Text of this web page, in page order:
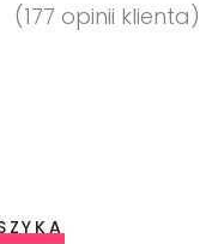
(177 opinii klienta)